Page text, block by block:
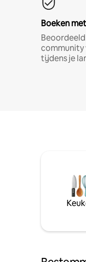
Boeken
community
tijdens je